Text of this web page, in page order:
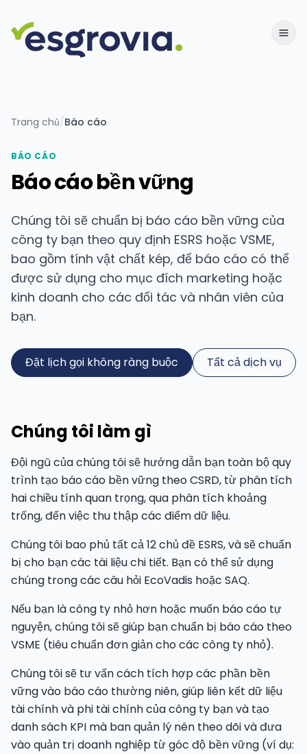
Trang chủ/Báo cáo
BÁO CÁO
Báo cáo bền vững
Chúng tôi sẽ chuẩn bị báo cáo bền vững của
công ty bạn theo quy định ESRS hoặc VSME,
bao gồm tính vật chất kép, để báo cáo có thể
được sử dụng cho mục đích marketing hoặc
kinh doanh cho các đối tác và nhân viên của
bạn.
Đặt lịch gọi không ràng buộc Tất cả dịch vụ
Chúng tôi làm gì
Đội ngũ của chúng tôi sẽ hướng dẫn bạn toàn bộ quy
trình tạo báo cáo bền vững theo CSRD, từ phân tích
hai chiều tính quan trọng, qua phân tích khoảng
trống, đến việc thu thập các điểm dữ liệu.
Chúng tôi bao phủ tất cả 12 chủ đề ESRS, và sẽ chuẩn
bị cho bạn các tài liệu chi tiết. Bạn có thể sử dụng
chúng trong các câu hỏi EcoVadis hoặc SAQ.
Nếu bạn là công ty nhỏ hơn hoặc muốn báo cáo tự
nguyện, chúng tôi sẽ giúp bạn chuẩn bị báo cáo theo
VSME (tiêu chuẩn đơn giản cho các công ty nhỏ).
Chúng tôi sẽ tư vấn cách tích hợp các phần bền
vững vào báo cáo thường niên, giúp liên kết dữ liệu
tài chính và phi tài chính của công ty bạn và tạo
danh sách KPI mà ban quản lý nên theo dõi và đưa
vào quản trị doanh nghiệp từ góc độ bền vững (ví dụ: